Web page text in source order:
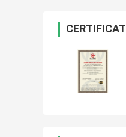
CERTIFICAT